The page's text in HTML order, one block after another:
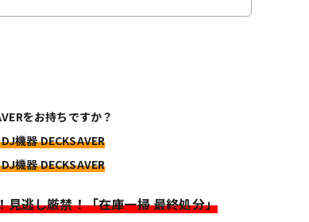
をお持ちですか？
機器 DECKSAVER
機器 DECKSAVER
見逃し厳禁！「在庫一掃 最終処分」